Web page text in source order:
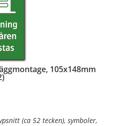
105x148mm
(ca 52 tecken), symboler,